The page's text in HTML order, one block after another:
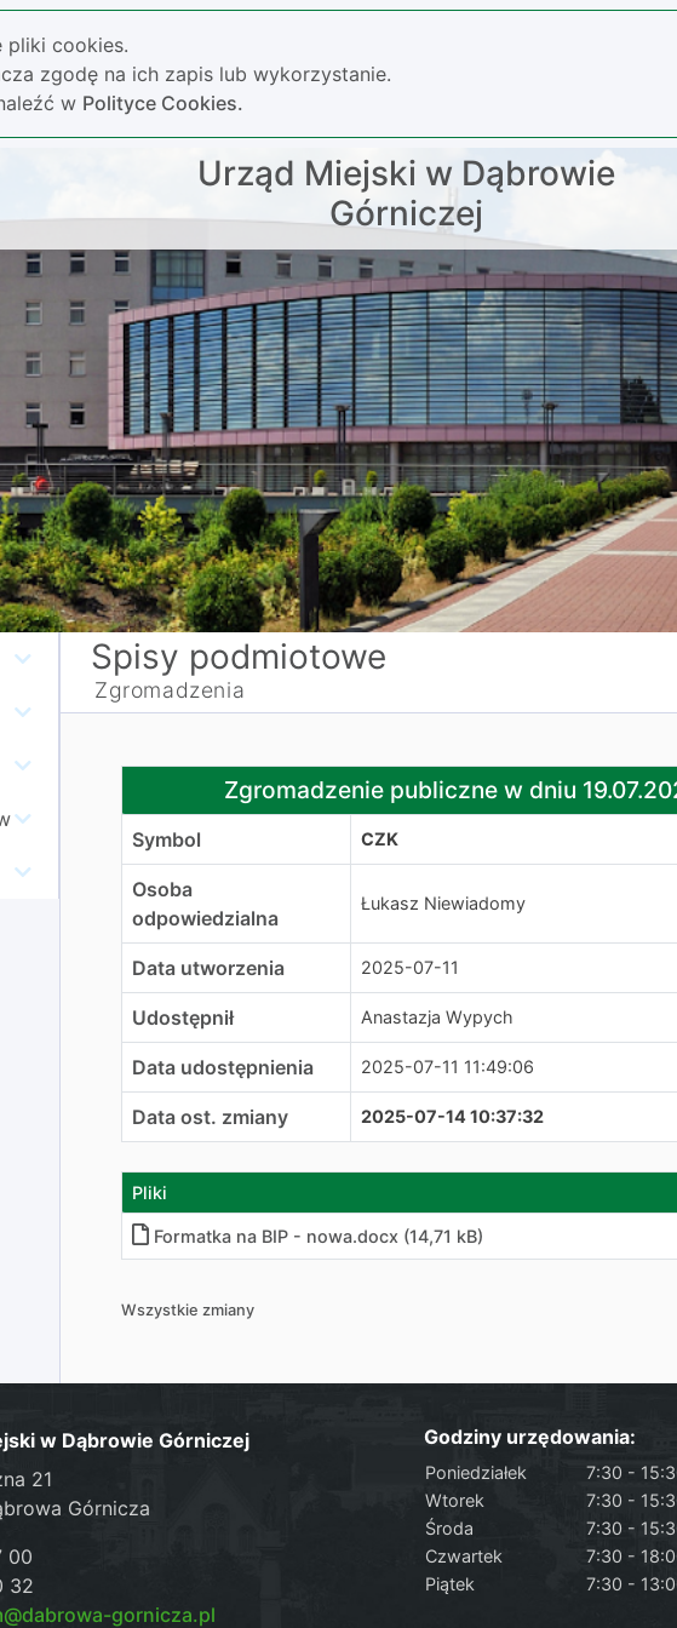
pliki cookies.
zgodę na ich zapis lub wykorzystanie.
w Polityce Cookies.
Urząd Miejski w Dąbrowie
Górniczej
Spisy podmiotowe
Zgromadzenia
Zgromadzenie publiczne w dniu 19.07.2025 -
Zgromadzenie publiczne w dniu
Symbol CZK
Osoba
odpowiedzialna
Łukasz Niewiadomy
Data utworzenia 2025-07-11
Udostępnił Anastazja Wypych
Data udostępnienia 2025-07-11 11:49:06
Data ost. zmiany 2025-07-14 10:37:32
Pliki
Formatka na BIP - nowa.docx (14,71 kB)
Wszystkie zmiany
w Dąbrowie Górniczej
21
Górnicza
00
32
gornicza.pl
Godziny urzędowania:
Poniedziałek
7:30 -
Wtorek
7:30 -
Środa
7:30 -
Czwartek
7:30 -
Piątek
7:30 -